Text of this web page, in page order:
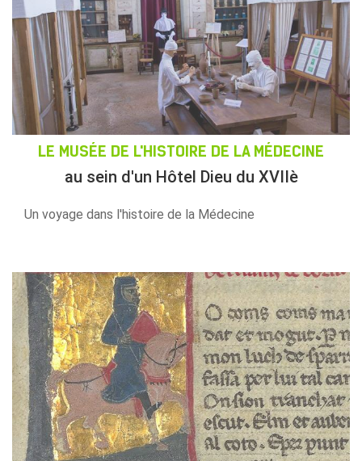
LE MUSÉE DE L'HISTOIRE DE LA MÉDECINE
au sein d'un Hôtel Dieu du XVIIè
Un voyage dans l'histoire de la Médecine